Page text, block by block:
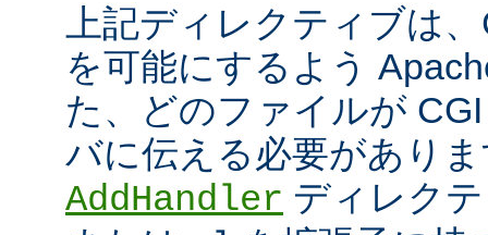
上記ディレクティブは
を可能にするよう
た、どのファイルが
バに伝える必要があり
AddHandler ディレク